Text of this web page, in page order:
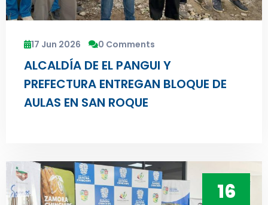
17 Jun 2026 0 Comments
ALCALDÍA DE EL PANGUI Y
PREFECTURA ENTREGAN BLOQUE DE
AULAS EN SAN ROQUE
16